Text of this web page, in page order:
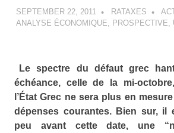
l’argent
SEPTEMBER 22, 2011 RATAXES
ANALYSE ÉCONOMIQUE
PROSPECTIVE
Le spectre du défaut grec
échéance, celle de la mi-
l’État Grec ne sera plus en
dépenses courantes. Bien sur, il
peu avant cette date, une